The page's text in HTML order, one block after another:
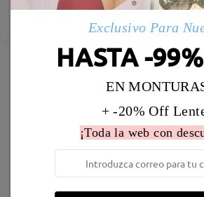
Fabricación
5-7 días laborales detalles
Enviado
5-7 días laborales detalles
Garantía de 365 días
Descubrir
Marcos Similares
Exclusivo Para
HASTA -
EN
+ -20% Off
¡Toda la web con